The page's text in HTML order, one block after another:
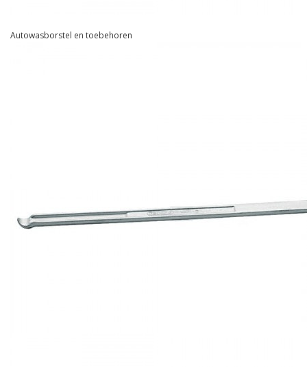
Autowasborstel en toebehoren